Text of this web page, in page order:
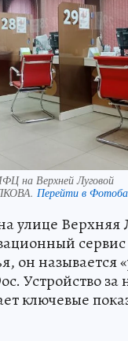
на Верхней Луговой
Перейти в
улице Верхняя
сервис
он называется
Устройство за
ключевые